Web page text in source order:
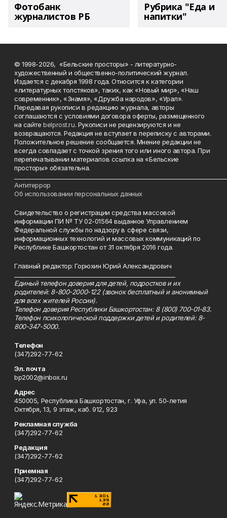
Фотобанк
журналистов РБ
Рубрика "Еда и
напитки"
© 1998-2026, «Бельские просторы» - литературно-
художественный и общественно-политический журнал.
Издается с декабря 1998 года. Относится к категории
«литературных толстяков», таких, как «Новый мир», «Наш
современник», «Знамя», «Дружба народов», «Урал».
Передавая рукописи в редакцию журнала, авторы
соглашаются с условиями договора оферты, размещенного
на сайтеbelprost.ru. Рукописи не рецензируются и не
возвращаются. Редакция не вступает в переписку с авторами.
Положительное решение сообщается. Мнение редакции не
всегда совпадает с точкой зрения того или иного автора. При
перепечатывании материалов ссылка на «Бельские
просторы» обязательна.
Антитеррор
Об использовании персональных данных
Свидетельство о регистрации средства массовой
информации ПИ № ТУ 02-01564 выданное Управлением
Федеральной службы по надзору в сфере связи,
информационных технологий и массовых коммуникаций по
Республике Башкортостан от 31 октября 2016 года.
Главный редактор: Горюхин Юрий Александрович
Единый телефон доверия для детей, подростков и их
родителей: 8-800-2000-122 (звонок бесплатный и анонимный
для всех жителей России).
Телефон доверия Республики Башкортостан: 8 (800) 700-01-83.
Телефон психологической поддержки детей и родителей: 8-
800-347-5000.
Телефон
(347)292-77-62
Эл. почта
bp2002@inbox.ru
Адрес
450005, Республика Башкортостан, г. Уфа, ул. 50-летия
Октября, 13, 9 этаж, каб. 912, 923
Рекламная служба
(347)292-77-62
Редакция
(347)292-77-62
Приемная
(347)292-77-62